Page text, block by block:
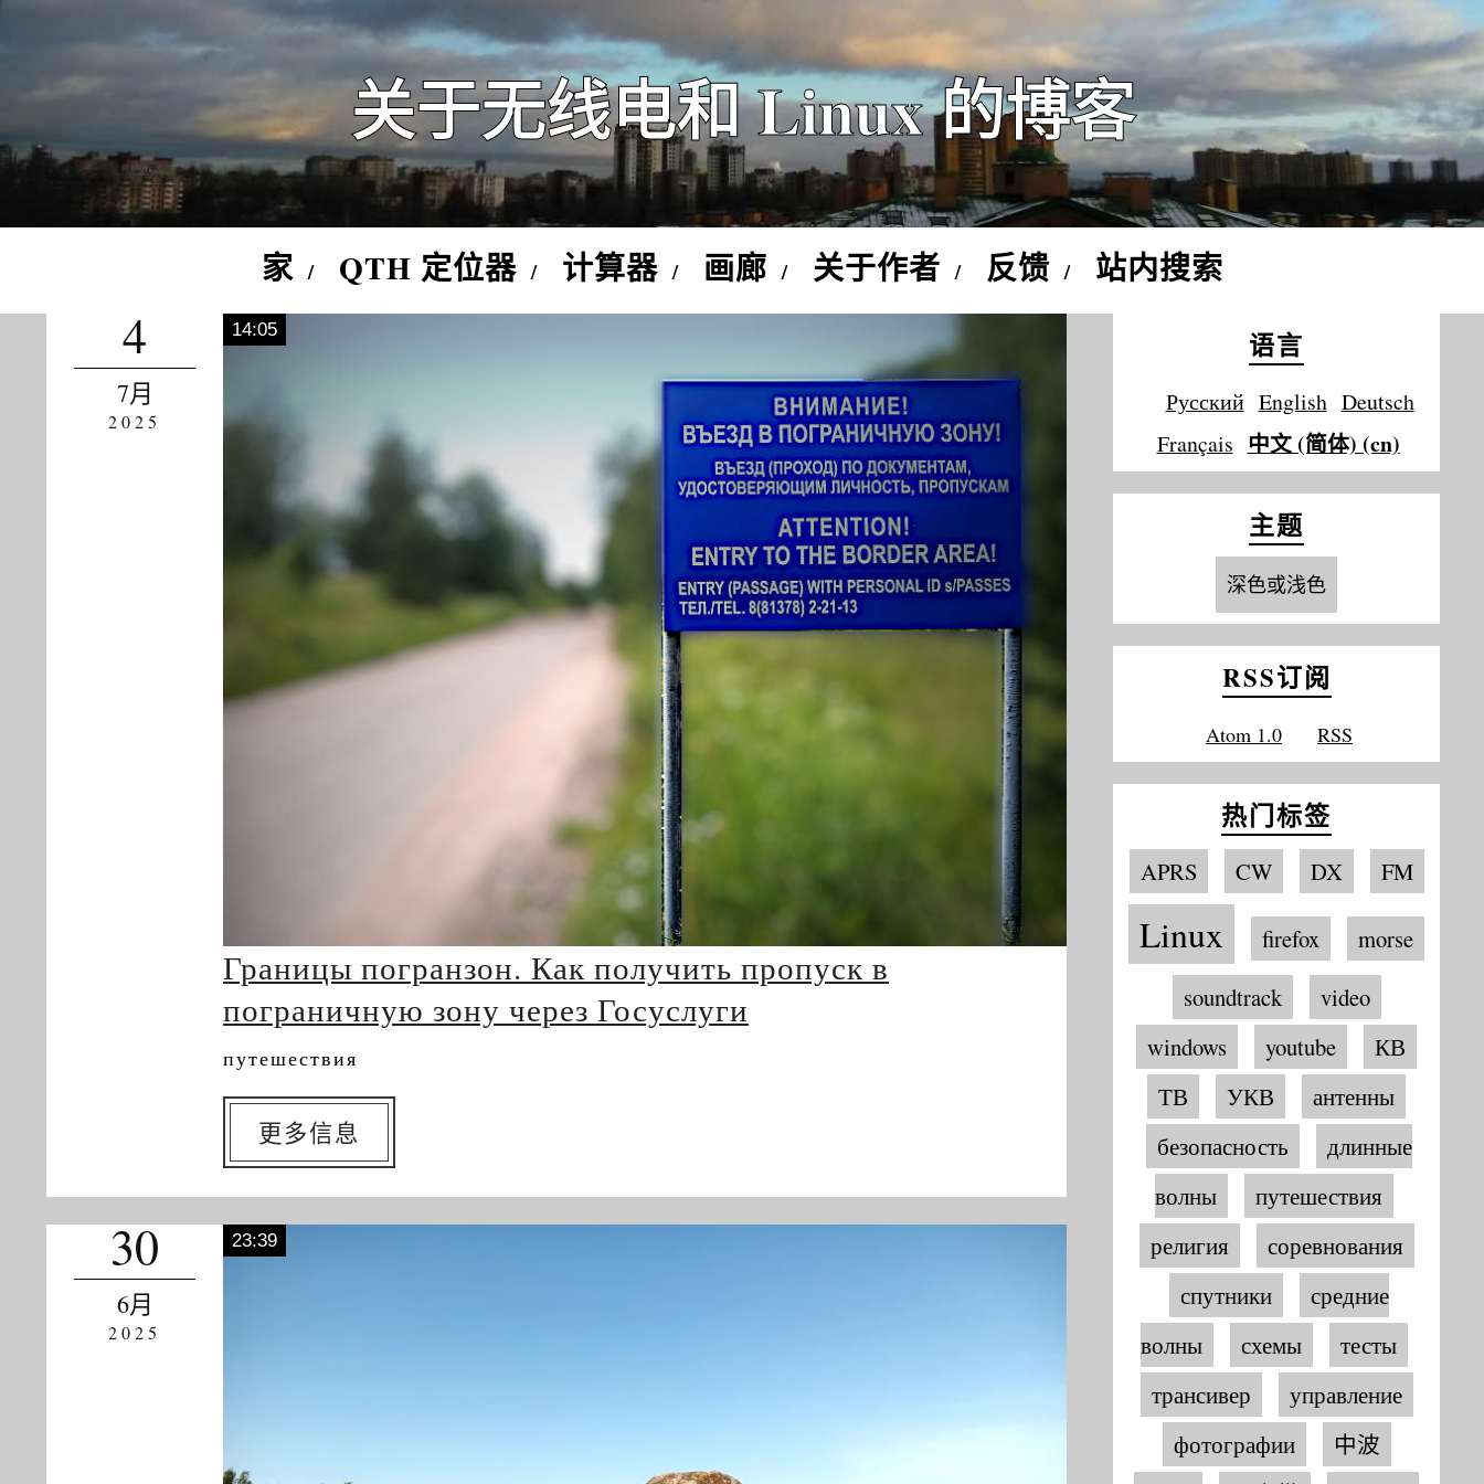
关于无线电和 Linux 的博客
家 QTH 定位器 计算器 画廊 关于作者 反馈 站内搜索
4
7月
2025
14:05
Границы погранзон. Как получить пропуск в
пограничную зону через Госуслуги
путешествия
更多信息
30
6月
2025
23:39
语言
Русский English Deutsch
Français 中文 (简体) (cn)
主题
深色或浅色
RSS订阅
Atom 1.0 RSS
热门标签
APRS CW DX FM
Linux firefox
morse
soundtrack
video
windows
youtube
КВ
ТВ
УКВ
антенны
безопасность
длинные
волны
путешествия
религия
соревнования
спутники
средние
волны
схемы
тесты
трансивер
управление
фотографии
中波